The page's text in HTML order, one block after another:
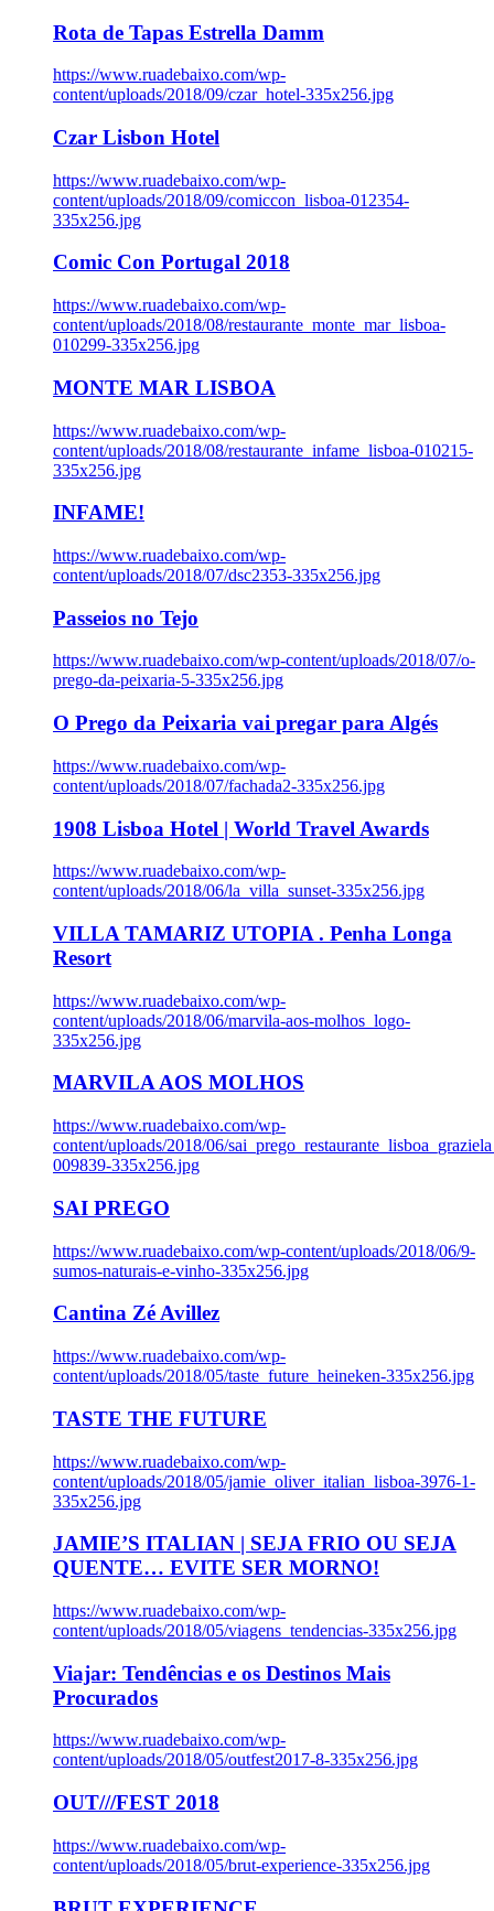
Rota de Tapas Estrella Damm
https://www.ruadebaixo.com/wp-
content/uploads/2018/09/czar_hotel-335x256.jpg
Czar Lisbon Hotel
https://www.ruadebaixo.com/wp-
content/uploads/2018/09/comiccon_lisboa-012354-
335x256.jpg
Comic Con Portugal 2018
https://www.ruadebaixo.com/wp-
content/uploads/2018/08/restaurante_monte_mar_lisboa-
010299-335x256.jpg
MONTE MAR LISBOA
https://www.ruadebaixo.com/wp-
content/uploads/2018/08/restaurante_infame_lisboa-010215-
335x256.jpg
INFAME!
https://www.ruadebaixo.com/wp-
content/uploads/2018/07/dsc2353-335x256.jpg
Passeios no Tejo
https://www.ruadebaixo.com/wp-content/uploads/2018/07/o-
prego-da-peixaria-5-335x256.jpg
O Prego da Peixaria vai pregar para Algés
https://www.ruadebaixo.com/wp-
content/uploads/2018/07/fachada2-335x256.jpg
1908 Lisboa Hotel | World Travel Awards
https://www.ruadebaixo.com/wp-
content/uploads/2018/06/la_villa_sunset-335x256.jpg
VILLA TAMARIZ UTOPIA . Penha Longa
Resort
https://www.ruadebaixo.com/wp-
content/uploads/2018/06/marvila-aos-molhos_logo-
335x256.jpg
MARVILA AOS MOLHOS
https://www.ruadebaixo.com/wp-
content/uploads/2018/06/
009839-335x256.jpg
SAI PREGO
https://www.ruadebaixo.com/wp-content/uploads/2018/06/9-
sumos-naturais-e-vinho-335x256.jpg
Cantina Zé Avillez
https://www.ruadebaixo.com/wp-
content/uploads/2018/05/taste_future_heineken-335x256.jpg
TASTE THE FUTURE
https://www.ruadebaixo.com/wp-
content/uploads/2018/05/jamie_oliver_italian_lisboa-3976-1-
335x256.jpg
JAMIE’S ITALIAN | SEJA FRIO OU SEJA
QUENTE… EVITE SER MORNO!
https://www.ruadebaixo.com/wp-
content/uploads/2018/05/viagens_tendencias-335x256.jpg
Viajar: Tendências e os Destinos Mais
Procurados
https://www.ruadebaixo.com/wp-
content/uploads/2018/05/outfest2017-8-335x256.jpg
OUT///FEST 2018
https://www.ruadebaixo.com/wp-
content/uploads/2018/05/brut-experience-335x256.jpg